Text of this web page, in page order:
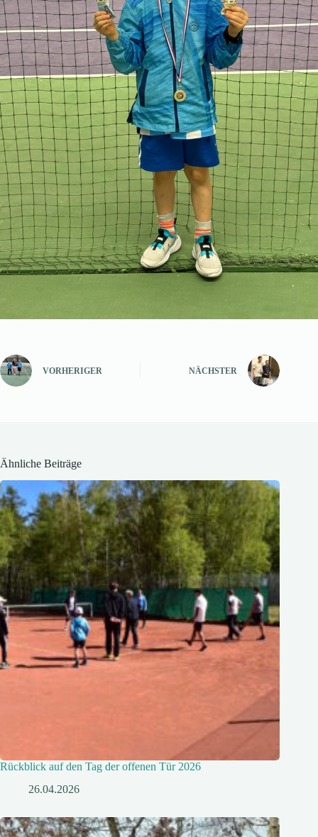
VORHERIGER NÄCHSTER
Ähnliche Beiträge
Rückblick auf den Tag der offenen Tür 2026
26.04.2026